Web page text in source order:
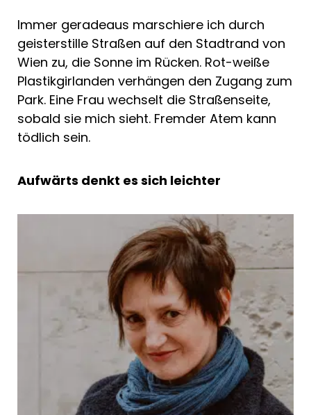
Immer geradeaus marschiere ich durch
geisterstille Straßen auf den Stadtrand von
Wien zu, die Sonne im Rücken. Rot-weiße
Plastikgirlanden verhängen den Zugang zum
Park. Eine Frau wechselt die Straßenseite,
sobald sie mich sieht. Fremder Atem kann
tödlich sein.
Aufwärts denkt es sich leichter